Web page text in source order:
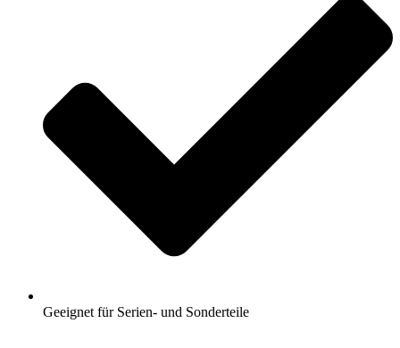
Geeignet für Serien- und Sonderteile